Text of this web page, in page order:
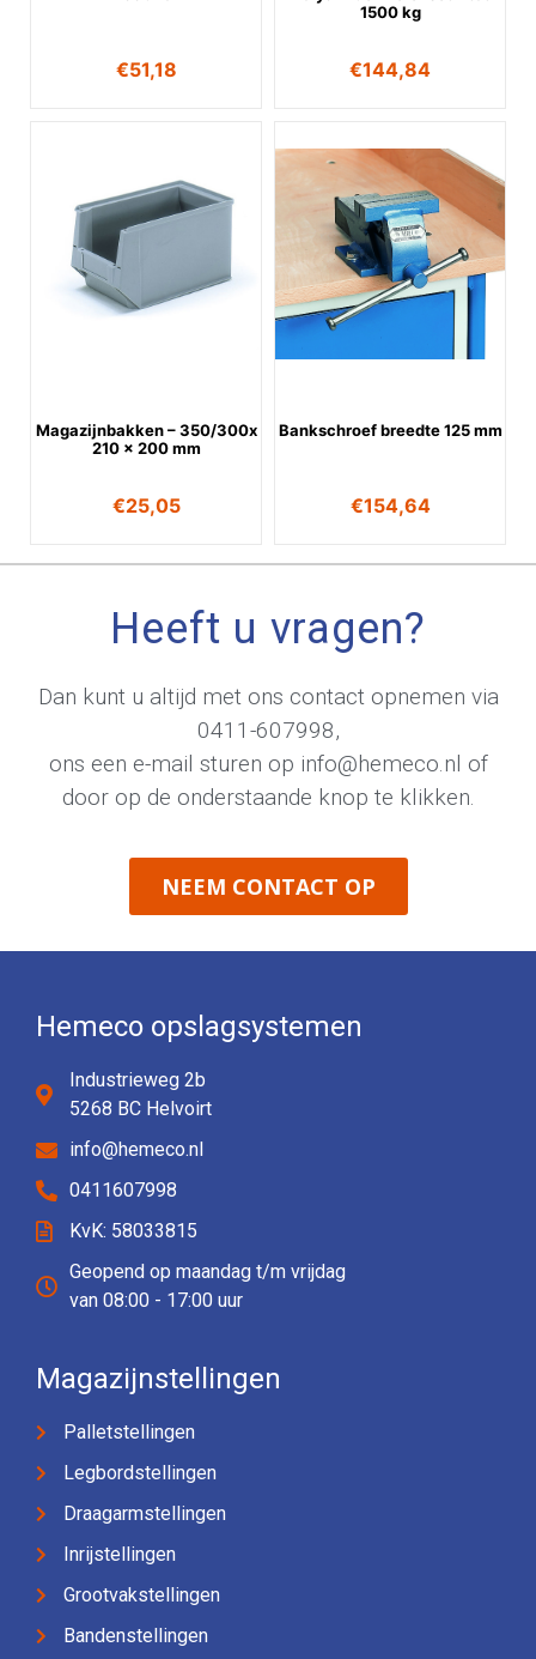
€51,18
1500 kg
€144,84
Magazijnbakken – 350/300x
210 x 200 mm
€25,05
Bankschroef breedte 125 mm
€154,64
Heeft u vragen?
Dan kunt u altijd met ons contact opnemen via
0411-607998,
ons een e-mail sturen op info@hemeco.nl of
door op de onderstaande knop te klikken.
NEEM CONTACT OP
Hemeco opslagsystemen
Industrieweg 2b
5268 BC Helvoirt
info@hemeco.nl
0411607998
KvK: 58033815
Geopend op maandag t/m vrijdag
van 08:00 - 17:00 uur
Magazijnstellingen
Palletstellingen
Legbordstellingen
Draagarmstellingen
Inrijstellingen
Grootvakstellingen
Bandenstellingen